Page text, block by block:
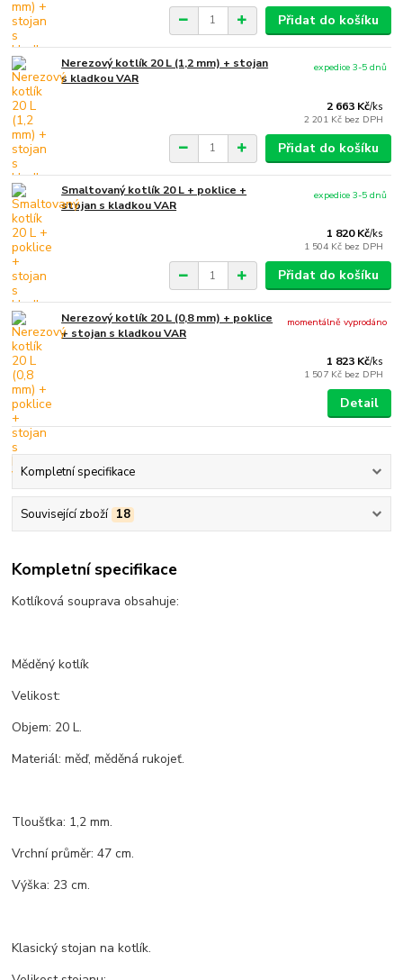
Přidat do košíku
Nerezový kotlík 20 L (1,2 mm) + stojan
s kladkou VAR
2 663 Kč/ks
2 201 Kč bez DPH
expedice 3-5 dnů
Přidat do košíku
Smaltovaný kotlík 20 L + poklice +
stojan s kladkou VAR
1 820 Kč/ks
1 504 Kč bez DPH
expedice 3-5 dnů
Přidat do košíku
Nerezový kotlík 20 L (0,8 mm) + poklice
+ stojan s kladkou VAR
1 823 Kč/ks
1 507 Kč bez DPH
momentálně vyprodáno
Detail
Kompletní specifikace
Související zboží 18
Kompletní specifikace
Kotlíková souprava obsahuje:
Měděný kotlík
Velikost:
Objem: 20 L.
Materiál: měď, měděná rukojeť.
Tloušťka: 1,2 mm.
Vrchní průměr: 47 cm.
Výška: 23 cm.
Klasický stojan na kotlík.